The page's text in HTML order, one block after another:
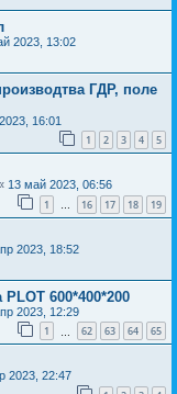
2023, 13:02
ГДР, поле
16:01
1 2 3 4 5
13 май 2023, 06:56
1 … 16 17 18 19
2023, 18:52
600*400*200
2023, 12:29
1 62 63 64 65
2023, 22:47